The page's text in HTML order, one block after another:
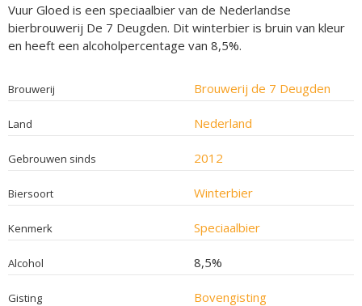
Vuur Gloed is een speciaalbier van de Nederlandse
bierbrouwerij De 7 Deugden. Dit winterbier is bruin van kleur
en heeft een alcoholpercentage van 8,5%.
Brouwerij Brouwerij de 7 Deugden
Land Nederland
Gebrouwen sinds 2012
Biersoort Winterbier
Kenmerk Speciaalbier
Alcohol 8,5%
Gisting Bovengisting